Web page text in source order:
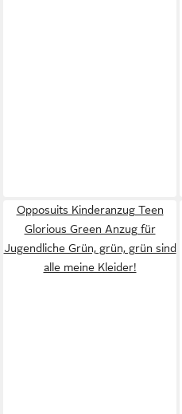
Opposuits Kinderanzug Teen
Glorious Green Anzug für
Jugendliche Grün, grün, grün sind
alle meine Kleider!